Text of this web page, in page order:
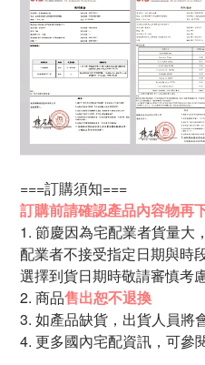
===訂購須知===
訂購前請確認產品內容物再
1. 節慶因為宅配業者貨量大
配業者不接受指定日期與時
選擇到貨日期時敬請審慎考
2. 商品售出恕不退換
3. 如產品缺貨，出貨人員將
4. 更多國內宅配資訊，可參